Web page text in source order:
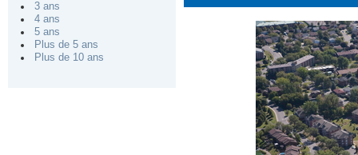
3 ans
4 ans
5 ans
Plus de 5 ans
Plus de 10 ans